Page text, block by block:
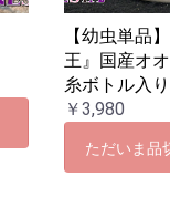
【幼虫単品
王』国産オ
糸ボトル入り
￥3,980
ただいま品